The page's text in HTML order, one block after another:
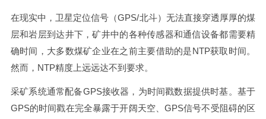
在现实中，卫星定位信号（GPS/北斗）无法直接穿透厚厚的煤
层和岩层到达井下，矿井中的各种传感器和通信设备都需要精
确时间，大多数煤矿企业在之前主要借助的是NTP获取时间。
然而，NTP精度上远远达不到要求。
采矿系统通常配备GPS接收器，为时间戳数据提供时基。基于
GPS的时间戳在完全暴露于开阔天空、GPS信号不受阻碍的区